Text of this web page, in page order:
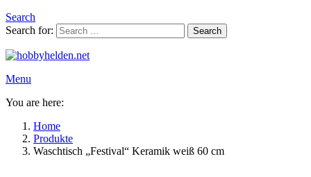
Search
Search for:
Search
Menu
You are here:
Home
Produkte
Waschtisch „Festival“ Keramik weiß 60 cm